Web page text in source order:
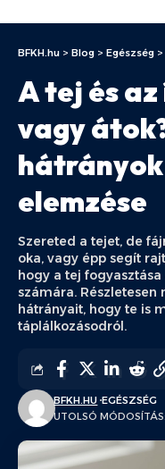
BFKH.hu > Blog > Egészség >
A tej és
vagy
elemzése
Szereted a tejet, de
oka, vagy épp segít
hogy a tej
számára.
hátrányait, hogy te is
táplálkozásodról.
UTOLSÓ
BFKH.HU EGÉSZSÉG